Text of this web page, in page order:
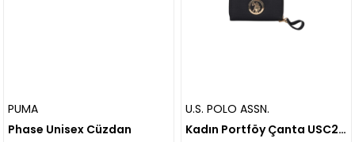
PUMA
Phase Unisex Cüzdan
U.S. POLO ASSN.
Kadın Portföy Çanta USC24812